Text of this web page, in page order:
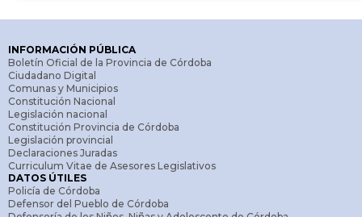
INFORMACIÓN PÚBLICA
Boletín Oficial de la Provincia de Córdoba
Ciudadano Digital
Comunas y Municipios
Constitución Nacional
Legislación nacional
Constitución Provincia de Córdoba
Legislación provincial
Declaraciones Juradas
Curriculum Vitae de Asesores Legislativos
DATOS ÚTILES
Policía de Córdoba
Defensor del Pueblo de Córdoba